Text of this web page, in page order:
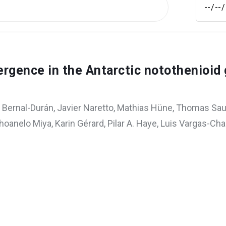
in the Antarctic notothenioid
Durán, Javier Naretto, Mathias Hüne, Thomas
Miya, Karin Gérard, Pilar A. Haye, Luis Vargas-